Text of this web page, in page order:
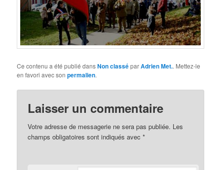
Ce contenu a été publié dansNon classéparAdrien Met.. Mettez-le
en favori avec sonpermalien.
Laisser un commentaire
Votre adresse de messagerie ne sera pas publiée. Les
champs obligatoires sont indiqués avec*